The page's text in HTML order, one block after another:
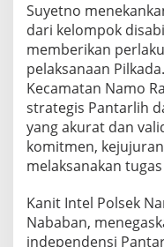
a
k
2
2
4
d
i
K
e
c
m
a
t
Suyetno
dari kelompok
memberikan
pelaksanaan
Kecamatan Namo
strategis Pantarlih
yang akurat dan
komitmen,
melaksanakan
Kanit Intel Polsek
Nababan,
independensi